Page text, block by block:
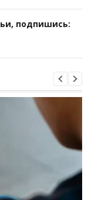
подпишись: